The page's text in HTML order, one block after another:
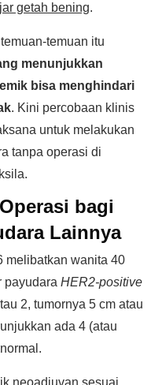
getah bening.
temuan itu
menunjukkan
bisa menghindari
. Kini percobaan klinis
untuk melakukan
tanpa operasi di
bagi
Lainnya
melibatkan wanita 40
payudara HER2-positive
2, tumornya 5 cm atau
ada 4 (atau
neoadjuvan sesuai